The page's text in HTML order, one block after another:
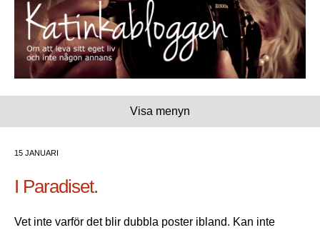
Visa menyn
15 JANUARI
I Paradiset.
Vet inte varför det blir dubbla poster ibland. Kan inte